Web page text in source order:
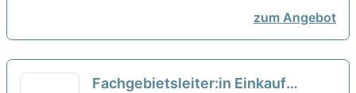
zum Angebot
Fachgebietsleiter:in Einkauf